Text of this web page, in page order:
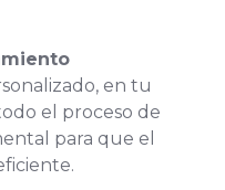
en tu
el proceso de
para que el